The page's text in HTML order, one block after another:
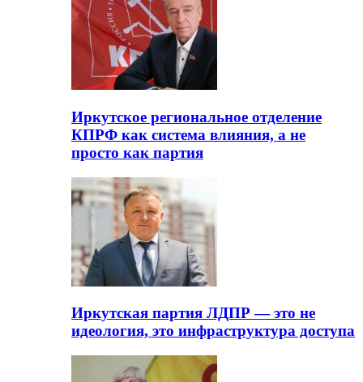
Иркутское региональное отделение
КПРФ как система влияния, а не
просто как партия
Иркутская партия ЛДПР — это не
идеология, это инфраструктура доступа